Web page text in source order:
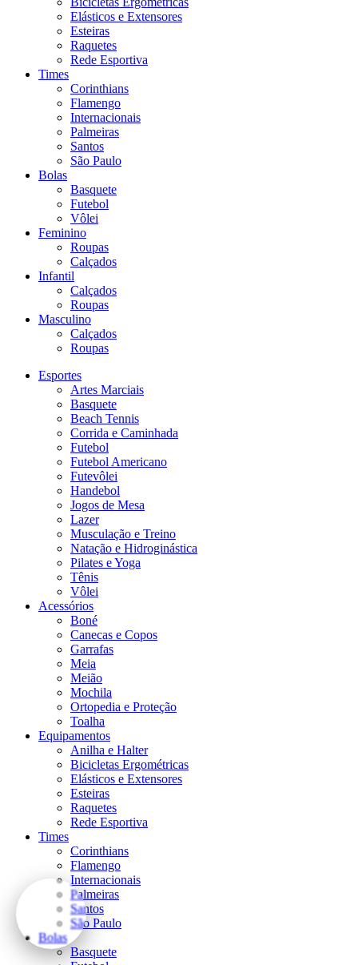
Elásticos e Extensores
Esteiras
Raquetes
Rede Esportiva
Times
Corinthians
Flamengo
Internacionais
Palmeiras
Santos
São Paulo
Bolas
Basquete
Futebol
Vôlei
Feminino
Roupas
Calçados
Infantil
Calçados
Roupas
Masculino
Calçados
Roupas
Esportes
Artes Marciais
Basquete
Beach Tennis
Corrida e Caminhada
Futebol
Futebol Americano
Futevôlei
Handebol
Jogos de Mesa
Lazer
Musculação e Treino
Natação e Hidroginástica
Pilates e Yoga
Tênis
Vôlei
Acessórios
Boné
Canecas e Copos
Garrafas
Meia
Meião
Mochila
Ortopedia e Proteção
Toalha
Equipamentos
Anilha e Halter
Bicicletas Ergométricas
Elásticos e Extensores
Esteiras
Raquetes
Rede Esportiva
Times
Corinthians
Flamengo
Internacionais
Palmeiras
Santos
São Paulo
Bolas
Basquete